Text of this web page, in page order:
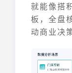
就能像搭
板，全盘
动商业决